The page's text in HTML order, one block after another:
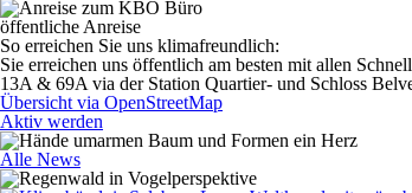
öffentliche Anreise
So erreichen Sie uns klimafreundlich:
Sie erreichen uns öffentlich am besten mit allen
13A & 69A via der Station Quartier- und Schloss
Übersicht via OpenStreetMap
Aktiv werden
Alle News